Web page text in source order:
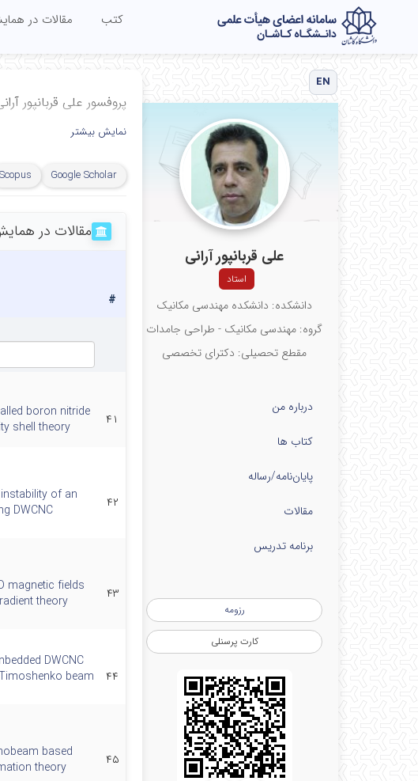
کتب مقالات در
EN
علی قربانپور آرانی
استاد
دانشکده: دانشکده مهندسی مکانیک
گروه: مهندسی مکانیک - طراحی جامدات
مقطع تحصیلی: دکترای تخصصی
درباره من
کتاب ها
پایان‌نامه‌/رساله
مقالات
برنامه تدریس
رزومه
کارت پرسنلی
پروفسور علی قربانپور
نمایش بیشتر
Google Scholar
Scopus
مقالات در
#
۴۱
boron nitride
shell theory
۴۲
of an
DWCNC
۴۳
magnetic fields
theory
۴۴
DWCNC
beam
۴۵
based
theory